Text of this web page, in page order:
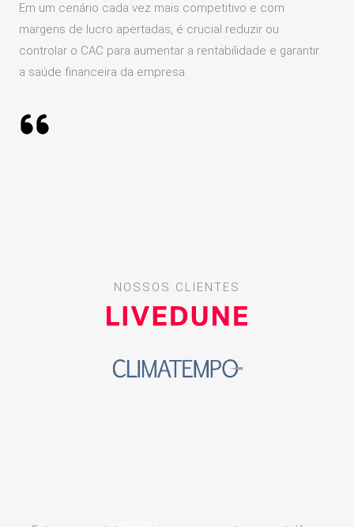
Em um cenário cada vez mais competitivo e com
margens de lucro apertadas, é crucial reduzir ou
controlar o CAC para aumentar a rentabilidade e garantir
a saúde financeira da empresa.
NOSSOS CLIENTES